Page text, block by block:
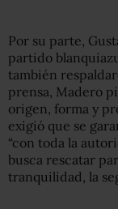
Por su parte,
partido
también
prensa, Madero
origen, forma y
exigió que se
“con toda la
busca rescatar
tranquilidad, la